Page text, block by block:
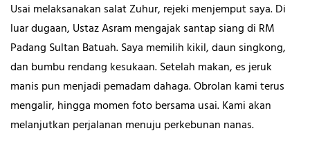
Usai melaksanakan salat Zuhur, rejeki menjemput saya. Di
luar dugaan, Ustaz Asram mengajak santap siang di RM
Padang Sultan Batuah. Saya memilih kikil, daun singkong,
dan bumbu rendang kesukaan. Setelah makan, es jeruk
manis pun menjadi pemadam dahaga. Obrolan kami terus
mengalir, hingga momen foto bersama usai. Kami akan
melanjutkan perjalanan menuju perkebunan nanas.